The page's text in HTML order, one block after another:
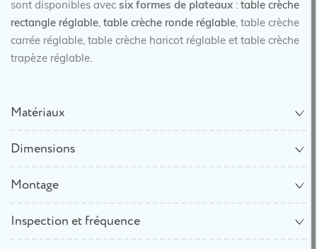
sont disponibles avec six formes de plateaux : table crèche
rectangle réglable, table crèche ronde réglable, table crèche
carrée réglable, table crèche haricot réglable et table crèche
trapèze réglable.
Matériaux
Dimensions
Montage
Inspection et fréquence